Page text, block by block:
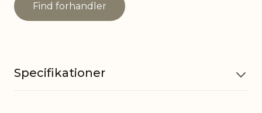
Find forhandler
Specifikationer